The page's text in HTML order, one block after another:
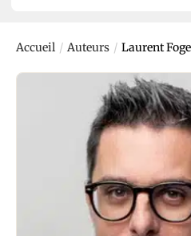
Accueil / Auteurs / Laurent